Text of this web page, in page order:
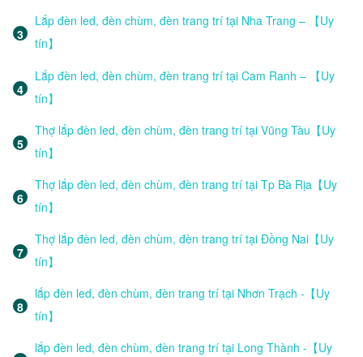
Lắp đèn led, đèn chùm, đèn trang trí tại Nha Trang – 【Uy
tín】
Lắp đèn led, đèn chùm, đèn trang trí tại Cam Ranh – 【Uy
tín】
Thợ lắp đèn led, đèn chùm, đèn trang trí tại Vũng Tàu【Uy
tín】
Thợ lắp đèn led, đèn chùm, đèn trang trí tại Tp Bà Rịa【Uy
tín】
Thợ lắp đèn led, đèn chùm, đèn trang trí tại Đồng Nai【Uy
tín】
lắp đèn led, đèn chùm, đèn trang trí tại Nhơn Trạch -【Uy
tín】
lắp đèn led, đèn chùm, đèn trang trí tại Long Thành -【Uy